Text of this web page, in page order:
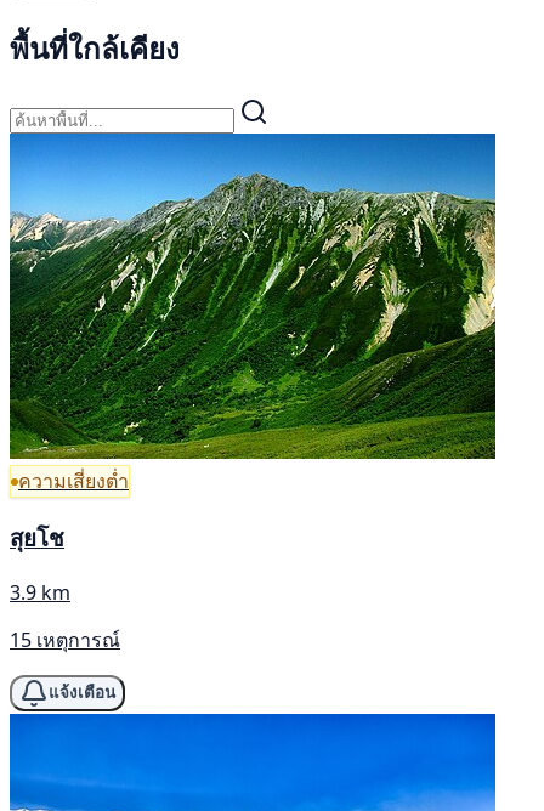
พื้นที่ใกล้เคียง
ความเสี่ยงต่ำ
สุยโช
3.9 km
15 เหตุการณ์
แจ้งเตือน